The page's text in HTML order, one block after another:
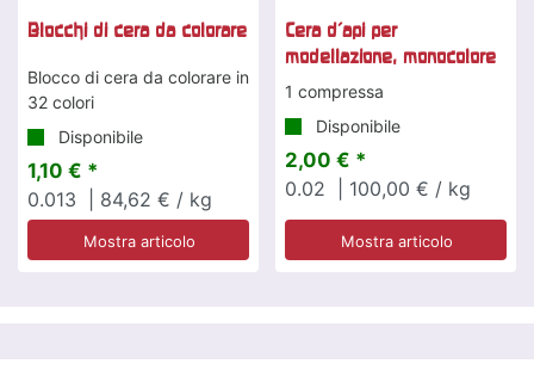
Blocchi di cera da colorare
Blocco di cera da colorare in
32 colori
Disponibile
1,10 € *
0.013
| 84,62 € / kg
Mostra articolo
Cera d'api per
modellazione, monocolore
1 compressa
Disponibile
2,00 € *
0.02
| 100,00 € / kg
Mostra articolo